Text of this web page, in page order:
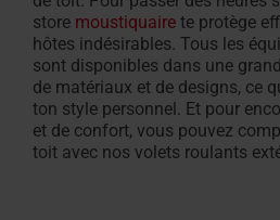
store moustiquaire te protège
hôtes indésirables. Tous les
sont disponibles dans une
de matériaux et de designs, ce
ton style personnel. Et pour
et de confort, vous pouvez
toit avec nos volets roulants